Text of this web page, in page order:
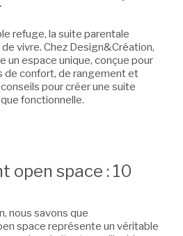
refuge, la suite parentale
vivre. Chez Design&Création,
un espace unique, conçue pour
de confort, de rangement et
pour créer une suite
fonctionnelle.
open space : 10
nous savons que
space représente un véritable